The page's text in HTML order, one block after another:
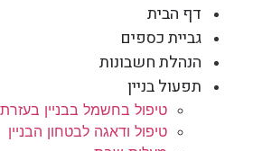
דף הבית
גביית כספים
הנהלת חשבונות
תפעול בניין
טיפול בחשמל בבניין
טיפול ודאגה לבטחון הבניין